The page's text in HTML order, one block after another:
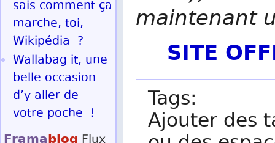
maintenant
SITE
Tags:
Ajouter des
sais comment ça
marche, toi,
Wikipédia ?
Wallabag it, une
belle occasion
d’y aller de
votre poche !
Framablog